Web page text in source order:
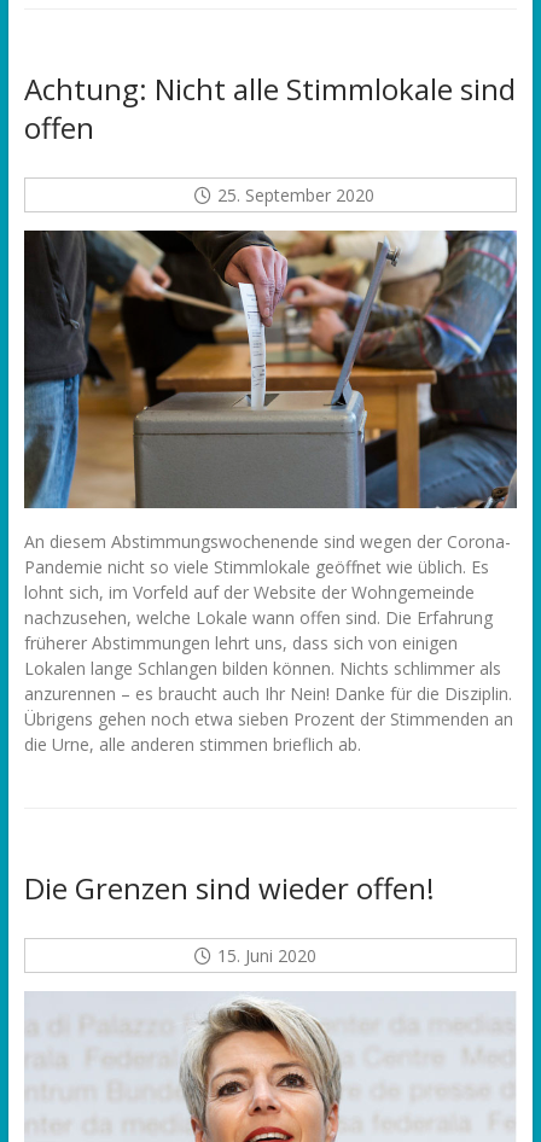
Achtung: Nicht alle Stimmlokale sind
offen
25. September 2020
An diesem Abstimmungswochenende sind wegen der Corona-
Pandemie nicht so viele Stimmlokale geöffnet wie üblich. Es
lohnt sich, im Vorfeld auf der Website der Wohngemeinde
nachzusehen, welche Lokale wann offen sind. Die Erfahrung
früherer Abstimmungen lehrt uns, dass sich von einigen
Lokalen lange Schlangen bilden können. Nichts schlimmer als
anzurennen – es braucht auch Ihr Nein! Danke für die Disziplin.
Übrigens gehen noch etwa sieben Prozent der Stimmenden an
die Urne, alle anderen stimmen brieflich ab.
Die Grenzen sind wieder offen!
15. Juni 2020